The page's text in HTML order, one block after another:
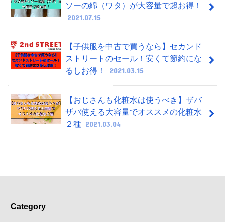
ソーの綿（ワタ）が大容量で超お得！
2021.07.15
【子供服を中古で買うなら】セカンド
ストリートのセール！安くて節約にな
るしお得！
2021.03.15
【おじさんも化粧水は使うべき】ザバ
ザバ使える大容量でオススメの化粧水
２種 2021.03.04
Category